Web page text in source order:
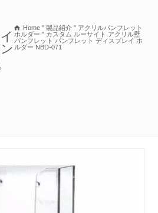
Home " 製品紹介 " アクリルパンフレット
ホルダー " カスタム ルーサイト アクリル壁
パンフレット パンフレット ディスプレイ ホ
ルダー NBD-071